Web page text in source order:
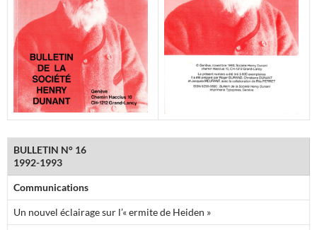
BULLETIN N° 16
1992-1993
Communications
Un nouvel éclairage sur l’« ermite de Heiden »